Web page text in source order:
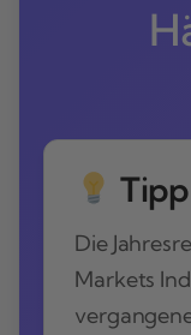
Tipp
Die
Markets